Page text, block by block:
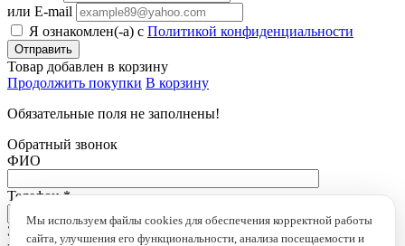
Мы используем файлы cookies для обеспечения корректной работы
сайта, улучшения его функциональности, анализа посещаемости и
или E-mail
Я ознакомлен(-а) с Политикой конфиденциальности
Товар добавлен в корзину
Продолжить покупки В корзину
Обязательные поля не заполнены!
Обратный звонок
ФИО
Телефон*
Это поле обязательно для заполнения